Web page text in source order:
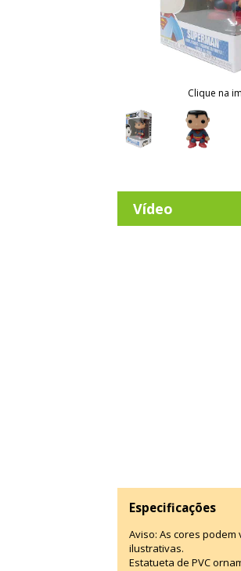
Clique na
Vídeo
Especificações
Aviso: As cores
ilustrativas.
Estatueta de PVC